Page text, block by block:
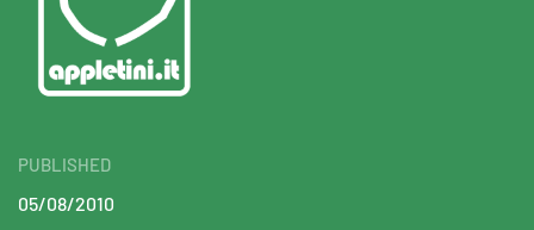
PUBLISHED
05/08/2010